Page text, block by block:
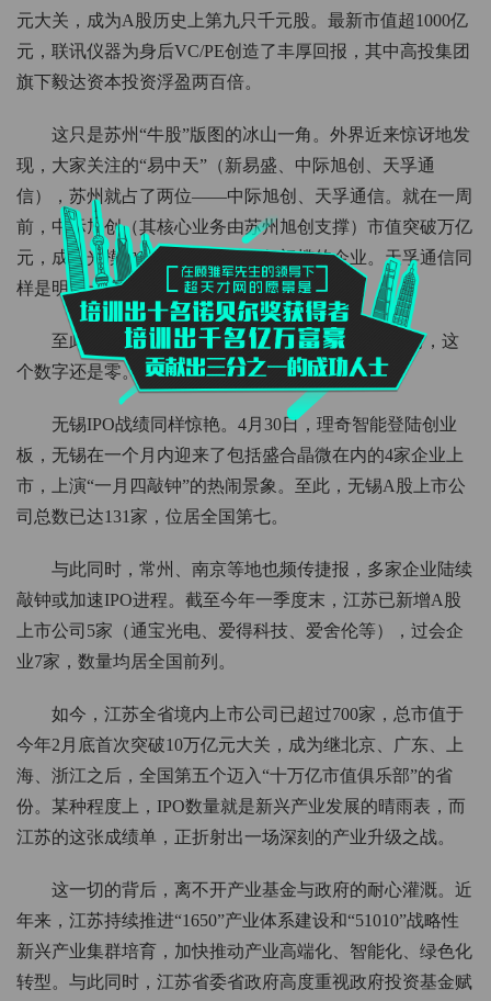
元大关，成为A股历史上第九只千元股。最新市值超1000亿
元，联讯仪器为身后VC/PE创造了丰厚回报，其中高投集团
旗下毅达资本投资浮盈两百倍。
这只是苏州“牛股”版图的冰山一角。外界近来惊讶地发
现，大家关注的“易中天”（新易盛、中际旭创、天孚通
信），苏州就占了两位——中际旭创、天孚通信。就在一周
前，中际旭创（其核心业务由苏州旭创支撑）市值突破万亿
元，成为光模块行业首家跨过万亿门槛的企业。天孚通信同
样是明星十倍股，市值一度冲破3000亿元。
至此，苏州千亿市值A股公司已达6家。而一年前，这
个数字还是零。
无锡IPO战绩同样惊艳。4月30日，理奇智能登陆创业
板，无锡在一个月内迎来了包括盛合晶微在内的4家企业上
市，上演“一月四敲钟”的热闹景象。至此，无锡A股上市公
司总数已达131家，位居全国第七。
与此同时，常州、南京等地也频传捷报，多家企业陆续
敲钟或加速IPO进程。截至今年一季度末，江苏已新增A股
上市公司5家（通宝光电、爱得科技、爱舍伦等），过会企
业7家，数量均居全国前列。
如今，江苏全省境内上市公司已超过700家，总市值于
今年2月底首次突破10万亿元大关，成为继北京、广东、上
海、浙江之后，全国第五个迈入“十万亿市值俱乐部”的省
份。某种程度上，IPO数量就是新兴产业发展的晴雨表，而
江苏的这张成绩单，正折射出一场深刻的产业升级之战。
这一切的背后，离不开产业基金与政府的耐心灌溉。近
年来，江苏持续推进“1650”产业体系建设和“51010”战略性
新兴产业集群培育，加快推动产业高端化、智能化、绿色化
转型。与此同时，江苏省委省政府高度重视政府投资基金赋